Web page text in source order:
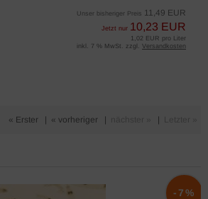
Unser bisheriger Preis 11,49 EUR
Jetzt nur 10,23 EUR
1,02 EUR pro Liter
inkl. 7 % MwSt. zzgl. Versandkosten
« Erster « vorheriger
-7%